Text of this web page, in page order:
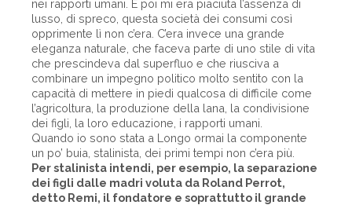
nei rapporti umani. E poi mi era piaciuta l’assenza di
lusso, di spreco, questa società dei consumi così
opprimente lì non c’era. C’era invece una grande
eleganza naturale, che faceva parte di uno stile di vita
che prescindeva dal superfluo e che riusciva a
combinare un impegno politico molto sentito con la
capacità di mettere in piedi qualcosa di difficile come
l’agricoltura, la produzione della lana, la condivisione
dei figli, la loro educazione, i rapporti umani.
Quando io sono stata a Longo ormai la componente
un po’ buia, stalinista, dei primi tempi non c’era più.
Per stalinista intendi, per esempio, la separazione
dei figli dalle madri voluta da Roland Perrot,
detto Remi, il fondatore e soprattutto il grande